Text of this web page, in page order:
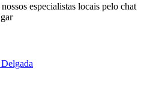
especialistas locais pelo chat